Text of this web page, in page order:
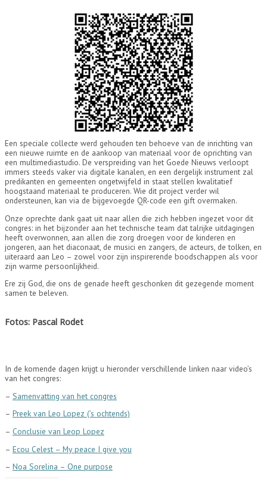
Een speciale collecte werd gehouden ten behoeve van de inrichting van
een nieuwe ruimte en de aankoop van materiaal voor de oprichting van
een multimediastudio. De verspreiding van het Goede Nieuws verloopt
immers steeds vaker via digitale kanalen, en een dergelijk instrument zal
predikanten en gemeenten ongetwijfeld in staat stellen kwalitatief
hoogstaand materiaal te produceren. Wie dit project verder wil
ondersteunen, kan via de bijgevoegde QR-code een gift overmaken.
Onze oprechte dank gaat uit naar allen die zich hebben ingezet voor dit
congres: in het bijzonder aan het technische team dat talrijke uitdagingen
heeft overwonnen, aan allen die zorg droegen voor de kinderen en
jongeren, aan het diaconaat, de musici en zangers, de acteurs, de tolken, en
uiteraard aan Leo – zowel voor zijn inspirerende boodschappen als voor
zijn warme persoonlijkheid.
Ere zij God, die ons de genade heeft geschonken dit gezegende moment
samen te beleven.
Fotos: Pascal Rodet
In de komende dagen krijgt u hieronder verschillende linken naar video’s
van het congres:
– Samenvatting van het congres
– Preek van Leo Lopez (’s ochtends)
– Conclusie van Leop Lopez
– Ecou Celest – My peace I give you
– Noa Sorelina – One purpose